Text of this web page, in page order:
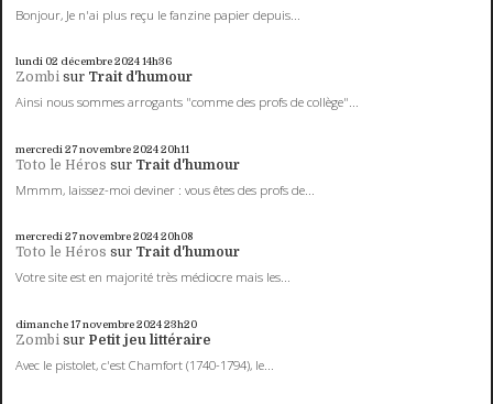
Bonjour, Je n'ai plus reçu le fanzine papier depuis...
lundi 02 décembre 202414h36
Zombi sur Trait d'humour
Ainsi nous sommes arrogants "comme des profs de collège"...
mercredi 27novembre 202420h11
Toto le Héros sur Trait d'humour
Mmmm, laissez-moi deviner : vous êtes des profs de...
mercredi 27novembre 202420h08
Toto le Héros sur Trait d'humour
Votre site est en majorité très médiocre mais les...
dimanche 17novembre 202423h20
Zombi sur Petit jeu littéraire
Avec le pistolet, c'est Chamfort (1740-1794), le...